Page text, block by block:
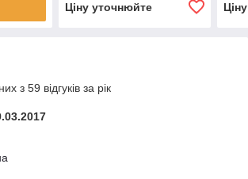
Ціну уточнюйте
з 59 відгуків за рік